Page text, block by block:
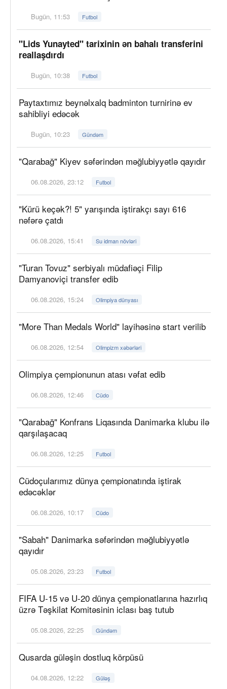
Bugün, 11:53 Futbol
"Lids Yunayted" tarixinin ən bahalı transferini
reallaşdırdı
Bugün, 10:38 Futbol
Paytaxtımız beynəlxalq badminton turnirinə ev
sahibliyi edəcək
Bugün, 10:23 Gündəm
"Qarabağ" Kiyev səfərindən məğlubiyyətlə qayıdır
06.08.2026, 23:12 Futbol
"Kürü keçək?! 5" yarışında iştirakçı sayı 616
nəfərə çatdı
06.08.2026, 15:41 Su idman növləri
"Turan Tovuz" serbiyalı müdafiəçi Filip
Damyanoviçi transfer edib
06.08.2026, 15:24 Olimpiya dünyası
"More Than Medals World" layihəsinə start verilib
06.08.2026, 12:54 Olimpizm xəbərləri
Olimpiya çempionunun atası vəfat edib
06.08.2026, 12:46 Cüdo
"Qarabağ" Konfrans Liqasında Danimarka klubu ilə
qarşılaşacaq
06.08.2026, 12:25 Futbol
Cüdoçularımız dünya çempionatında iştirak
edəcəklər
06.08.2026, 10:17 Cüdo
"Sabah" Danimarka səfərindən məğlubiyyətlə
qayıdır
05.08.2026, 23:23 Futbol
FIFA U-15 və U-20 dünya çempionatlarına hazırlıq
üzrə Təşkilat Komitəsinin iclası baş tutub
05.08.2026, 22:25 Gündəm
Qusarda güləşin dostluq körpüsü
04.08.2026, 12:22 Güləş